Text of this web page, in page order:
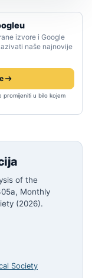
izvore i Google
naše najnovije
promijeniti u bilo kojem
of the
Monthly
(2026).
Society